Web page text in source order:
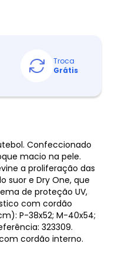
Troca
Grátis
Confeccionado
macio na pele.
a proliferação das
suor e Dry One, que
de proteção UV,
com cordão
P-38x52; M-40x54;
323309.
cordão interno.